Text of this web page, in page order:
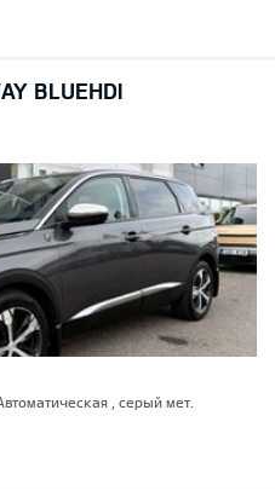
BLUEHDI
, серый мет.